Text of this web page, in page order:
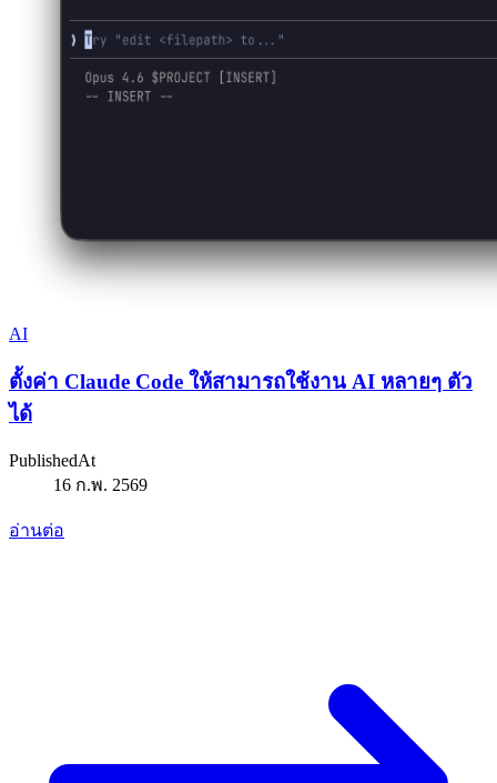
AI
ตั้งค่า Claude Code ให้สามารถใช้งาน AI หลายๆ ตัว
ได้
PublishedAt
16 ก.พ. 2569
อ่านต่อ